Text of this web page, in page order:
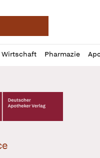
Wirtschaft Pharmazie
Apotheker Verlag Logo